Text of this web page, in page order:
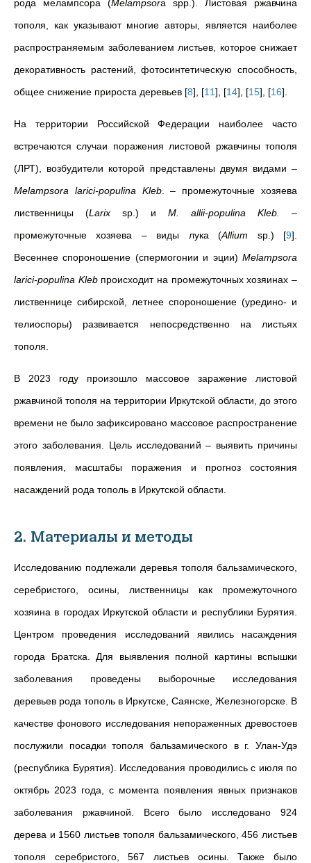
рода мелампсора (Melampsora spp.). Листовая ржавчина
тополя, как указывают многие авторы, является наиболее
распространяемым заболеванием листьев, которое снижает
декоративность растений, фотосинтетическую способность,
общее снижение прироста деревьев [8] [11] [14] [15] [16]
На территории Российской Федерации наиболее часто
встречаются случаи поражения листовой ржавчины тополя
(ЛРТ), возбудители которой представлены двумя видами –
Melampsora larici-populina Kleb. – промежуточные хозяева
лиственницы (Larix sp.) и M. allii-populina Kleb. –
промежуточные хозяева – виды лука (Allium sp.) [9]
Весеннее спороношение (спермогонии и эции) Melampsora
larici-populina Klebпроисходит на промежуточных хозяинах –
лиственнице сибирской, летнее спороношение (уредино- и
телиоспоры) развивается непосредственно на листьях
тополя.
В 2023 году произошло массовое заражение листовой
ржавчиной тополя на территории Иркутской области, до этого
времени не было зафиксировано массовое распространение
этого заболевания. Цель исследований – выявить причины
появления, масштабы поражения и прогноз состояния
насаждений рода тополь в Иркутской области.
2. Материалы и методы
Исследованию подлежали деревья тополя бальзамического,
серебристого, осины, лиственницы как промежуточного
хозяина в городах Иркутской области и республики Бурятия.
Центром проведения исследований явились насаждения
города Братска. Для выявления полной картины вспышки
заболевания проведены выборочные исследования
деревьев рода тополь в Иркутске, Саянске, Железногорске. В
качестве фонового исследования непораженных древостоев
послужили посадки тополя бальзамического в г. Улан-Удэ
(республика Бурятия). Исследования проводились с июля по
октябрь 2023 года, с момента появления явных признаков
заболевания ржавчиной. Всего было исследовано 924
дерева и 1560 листьев тополя бальзамического, 456 листьев
тополя серебристого, 567 листьев осины. Также было